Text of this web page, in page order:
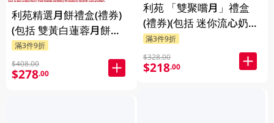
利苑精選月餅禮盒(禮券)
(包括 雙黃白蓮蓉月餅、
雙黃蓮蓉月餅、雙黃低糖
豆沙月餅及開心果五仁月
餅 各1個) 1PC
滿3件9折
$408.00
$278.00
利苑 「雙聚嚐月」禮盒
(禮券)(包括 迷你流心奶黃
月餅 4個、雙黃白蓮蓉月
餅1個) 1PC
滿3件9折
$328.00
$218.00